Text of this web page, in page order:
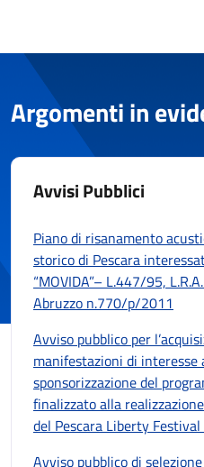
Argomenti in
Avvisi Pubblici
Piano di risanamento
storico di Pescara
“MOVIDA”– L.447/95,
Abruzzo n.770/p/2011
Avviso pubblico per
manifestazioni di interesse
sponsorizzazione del
finalizzato alla
del Pescara Liberty
Avviso pubblico di